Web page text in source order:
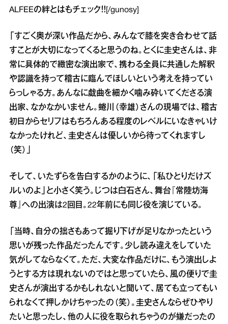
ALFEEの絆とはもチェック！！[/gunosy]
「すごく奥が深い作品だから、みんなで膝を突き合わせて話
すことが大切になってくると思うのね。とくに圭史さんは、非
常に具体的で緻密な演出家で、携わる全員に共通した解釈
や認識を持って稽古に臨んでほしいという考えを持ってい
らっしゃる方。あんなに戯曲を細かく噛み砕いてくださる演
出家、なかなかいません。蜷川（幸雄）さんの現場では、稽古
初日からセリフはもちろんある程度のレベルにいなきゃいけ
なかったけれど、圭史さんは優しいから待ってくれますし
（笑）」
そして、いたずらを告白するかのように、「私ひとりだけズ
ルいのよ」と小さく笑う。じつは白石さん、舞台『常陸坊海
尊』への出演は2回目。22年前にも同じ役を演じている。
「当時、自分の拙さもあって掘り下げが足りなかったという
思いが残った作品だったんです。少し読み違えをしていた
気がしてならなくて。ただ、大変な作品だけに、もう演出しよ
うとする方は現れないのではと思っていたら、風の便りで圭
史さんが演出するかもしれないと聞いて、居ても立ってもい
られなくて押しかけちゃったの（笑）。圭史さんならぜひやり
たいと思ったし、他の人に役を取られちゃうのが嫌だったの